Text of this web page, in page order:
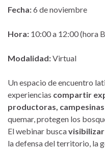
Fecha:6 de noviembre
Hora: 10:00 a 12:00 (hora
Modalidad:Virtual
Un espacio de encuentro
experiencias compartir
productoras, campesinas
quemar, protegen los
El webinar buscavisibilizar
la defensa del territorio, la